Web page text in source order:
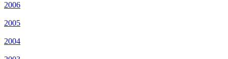
2006
2005
2004